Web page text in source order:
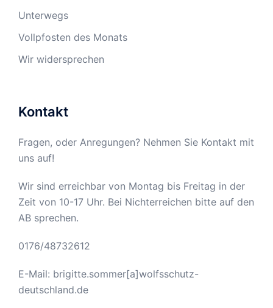
Unterwegs
Vollpfosten des Monats
Wir widersprechen
Kontakt
Fragen, oder Anregungen? Nehmen Sie Kontakt mit
uns auf!
Wir sind erreichbar von Montag bis Freitag in der
Zeit von 10-17 Uhr. Bei Nichterreichen bitte auf den
AB sprechen.
0176/48732612
E-Mail: brigitte.sommer[a]wolfsschutz-
deutschland.de